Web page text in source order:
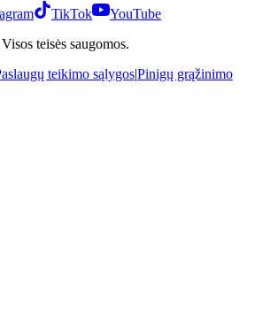
TikTok
YouTube
teisės saugomos.
teikimo sąlygos|Pinigų grąžinimo